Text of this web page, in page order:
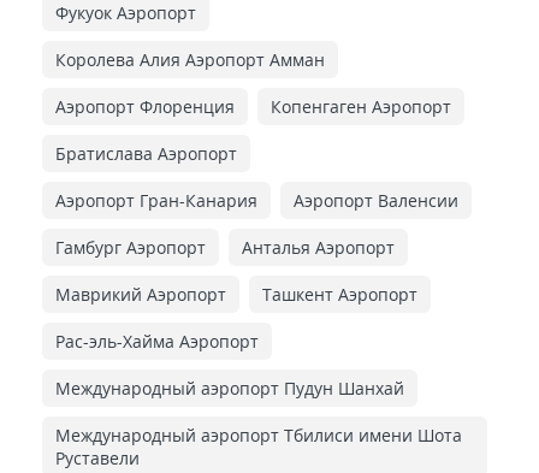
Фукуок Аэропорт
Королева Алия Аэропорт Амман
Аэропорт Флоренция Копенгаген Аэропорт
Братислава Аэропорт
Аэропорт Гран-Канария Аэропорт Валенсии
Гамбург Аэропорт Анталья Аэропорт
Маврикий Аэропорт Ташкент Аэропорт
Рас-эль-Хайма Аэропорт
Международный аэропорт Пудун Шанхай
Международный аэропорт Тбилиси имени Шота
Руставели